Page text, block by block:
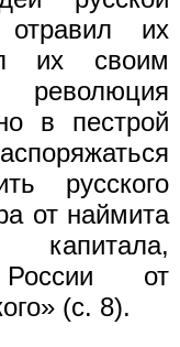
отравил их
их своим
в пестрой
русского
от наймита
капитала,
от
(с. 8).